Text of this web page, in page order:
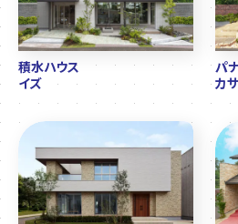
積水ハウス
イズ
パ
カ